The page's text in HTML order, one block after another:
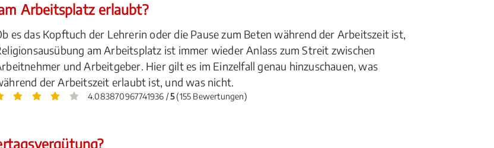
Arbeitsplatz erlaubt?
es das Kopftuch der Lehrerin oder die Pause zum Beten während der Arbeitszeit ist,
am Arbeitsplatz ist immer wieder Anlass zum Streit zwischen
und Arbeitgeber. Hier gilt es im Einzelfall genau hinzuschauen, was
der Arbeitszeit erlaubt ist, und was nicht.
4.083870967741936 /5(155 Bewertungen)